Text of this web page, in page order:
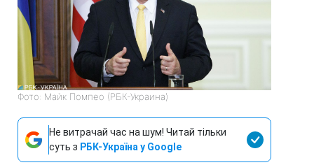
Фото: Майк Помпео (РБК-Украина)
Не витрачай час на шум! Читай тільки
суть з РБК-Україна у Google